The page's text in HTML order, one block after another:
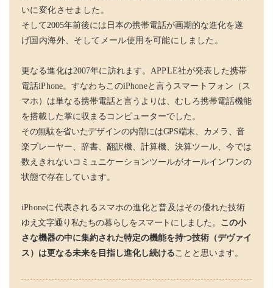
いに変化させました。
そして2005年前後には日本の携帯電話が画期的な進化を遂
げ国内海外、そしてメール使用を可能にしました。
更なる進化は2007年に訪れます。APPLE社が発表した携帯
電話iPhone。すなわちこのiPhoneと言うスマート フォン（ス
マホ）は単なる携帯電話と言うよりは、むしろ携帯電話機能
を搭載した掌に収まるコンピューターでした。
その無駄を省いたデザインの内部にはGPS端末、カメラ、音
楽プレーヤー、辞書、翻訳機、計算機、決算ツール、今では
数えきれないコミュニケーションツールがオールインワンの
状態で存在しています。
iPhoneに代表されるスマホの進化と普及はその優れた技術
ゆえ文字通り私たちの暮らしをスマートにしました。 この小
さな機器の中に集約された特定の機能を持つ技術（デヴァイ
ス）は更なる未来を目指し進化し続けることと思います。